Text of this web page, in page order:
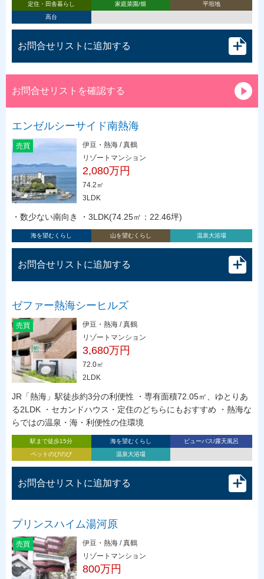
定住・田舎暮らし 家庭菜園/畑
平坦地
高台
お問合せリストに追加する
お問合せリストを確認する
エンゼルシーサイド南熱海
売買
伊豆・熱海 / 真鶴
リゾートマンション
2,080万円
74.2㎡
3LDK
・数少ない南向き ・3LDK(74.25㎡：22.46坪)
海を望むくらし 山を望むくらし 温泉大浴場
お問合せリストに追加する
ゼファー熱海シーヒルズ
売買
伊豆・熱海 / 真鶴
リゾートマンション
3,680万円
72.0㎡
2LDK
JR「熱海」駅徒歩約3分の利便性 ・専有面積72.05㎡、ゆとりあ
る2LDK ・セカンドハウス・定住のどちらにもおすすめ ・熱海な
らではの温泉・海・利便性の住環境
駅まで徒歩15分 海を望むくらし
ビューバス/露天風呂
ペットのびのび
温泉大浴場
お問合せリストに追加する
プリンスハイム湯河原
売買
伊豆・熱海 / 真鶴
リゾートマンション
800万円